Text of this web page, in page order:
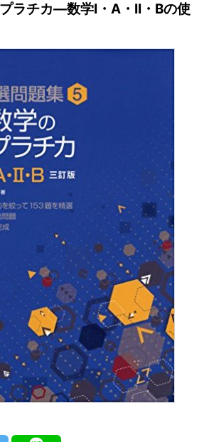
ラチカ―数学I・A・II・Bの使